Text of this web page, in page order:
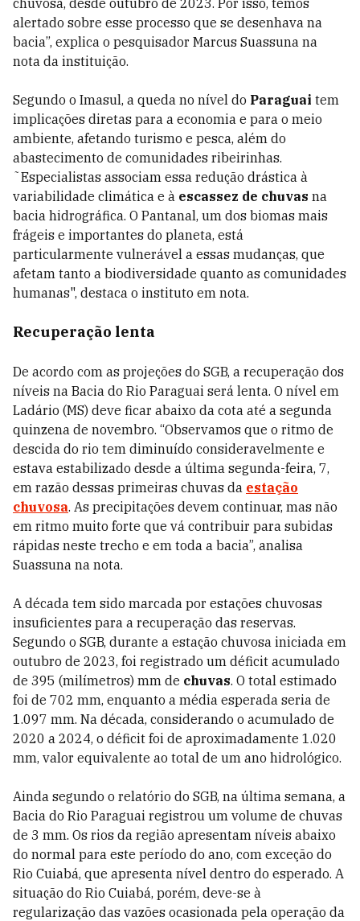
alertado sobre esse processo que se desenhava na
bacia”, explica o pesquisador Marcus Suassuna na
nota da instituição.
Segundo o Imasul, a queda no nível do Paraguai tem
implicações diretas para a economia e para o meio
ambiente, afetando turismo e pesca, além do
abastecimento de comunidades ribeirinhas.
˜Especialistas associam essa redução drástica à
variabilidade climática e à escassez de chuvas na
bacia hidrográfica. O Pantanal, um dos biomas mais
frágeis e importantes do planeta, está
particularmente vulnerável a essas mudanças, que
afetam tanto a biodiversidade quanto as comunidades
humanas", destaca o instituto em nota.
Recuperação lenta
De acordo com as projeções do SGB, a recuperação dos
níveis na Bacia do Rio Paraguai será lenta. O nível em
Ladário (MS) deve ficar abaixo da cota até a segunda
quinzena de novembro. “Observamos que o ritmo de
descida do rio tem diminuído consideravelmente e
estava estabilizado desde a última segunda-feira, 7,
em razão dessas primeiras chuvas da estação
chuvosa. As precipitações devem continuar, mas não
em ritmo muito forte que vá contribuir para subidas
rápidas neste trecho e em toda a bacia”, analisa
Suassuna na nota.
A década tem sido marcada por estações chuvosas
insuficientes para a recuperação das reservas.
Segundo o SGB, durante a estação chuvosa iniciada em
outubro de 2023, foi registrado um déficit acumulado
de 395 (milímetros) mm de chuvas. O total estimado
foi de 702 mm, enquanto a média esperada seria de
1.097 mm. Na década, considerando o acumulado de
2020 a 2024, o déficit foi de aproximadamente 1.020
mm, valor equivalente ao total de um ano hidrológico.
Ainda segundo o relatório do SGB, na última semana, a
Bacia do Rio Paraguai registrou um volume de chuvas
de 3 mm. Os rios da região apresentam níveis abaixo
do normal para este período do ano, com exceção do
Rio Cuiabá, que apresenta nível dentro do esperado. A
situação do Rio Cuiabá, porém, deve-se à
regularização das vazões ocasionada pela operação da